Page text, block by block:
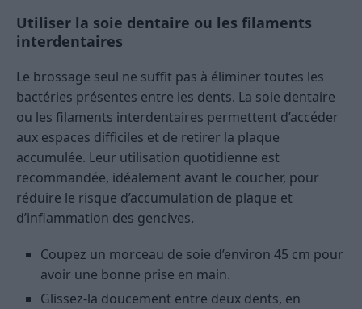
Utiliser la soie dentaire ou les filaments
interdentaires
Le brossage seul ne suffit pas à éliminer toutes les
bactéries présentes entre les dents. La soie dentaire
ou les filaments interdentaires permettent d’accéder
aux espaces difficiles et de retirer la plaque
accumulée. Leur utilisation quotidienne est
recommandée, idéalement avant le coucher, pour
réduire le risque d’accumulation de plaque et
d’inflammation des gencives.
Coupez un morceau de soie d’environ 45 cm pour
avoir une bonne prise en main.
Glissez-la doucement entre deux dents, en